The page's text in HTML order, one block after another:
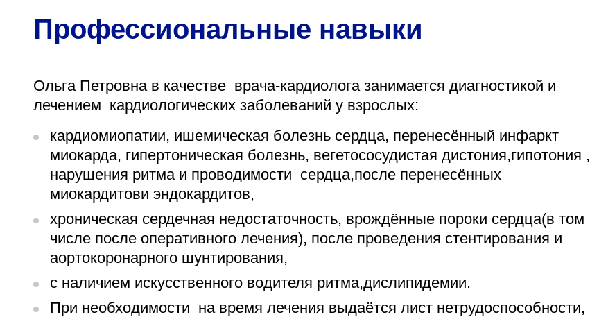
Профессиональные навыки
Ольга Петровна в качестве врача-кардиолога занимается диагностикой и
лечением кардиологических заболеваний у взрослых:
кардиомиопатии, ишемическая болезнь сердца, перенесённый инфаркт
миокарда, гипертоническая болезнь, вегетососудистая дистония,гипотония ,
нарушения ритма и проводимости сердца,после перенесённых
миокардитови эндокардитов,
хроническая сердечная недостаточность, врождённые пороки сердца(в том
числе после оперативного лечения), после проведения стентирования и
аортокоронарного шунтирования,
с наличием искусственного водителя ритма,дислипидемии.
При необходимости на время лечения выдаётся лист нетрудоспособности,